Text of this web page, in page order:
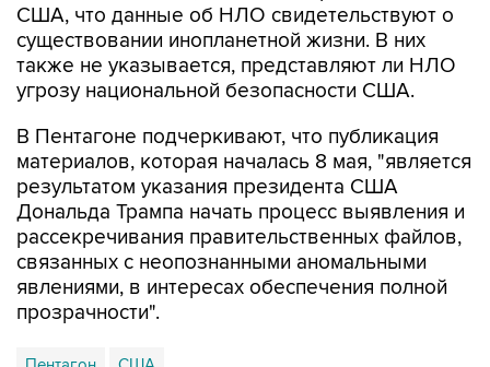
США, что данные об НЛО свидетельствуют о
существовании инопланетной жизни. В них
также не указывается, представляют ли НЛО
угрозу национальной безопасности США.
В Пентагоне подчеркивают, что публикация
материалов, которая началась 8 мая, "является
результатом указания президента США
Дональда Трампа начать процесс выявления и
рассекречивания правительственных файлов,
связанных с неопознанными аномальными
явлениями, в интересах обеспечения полной
прозрачности".